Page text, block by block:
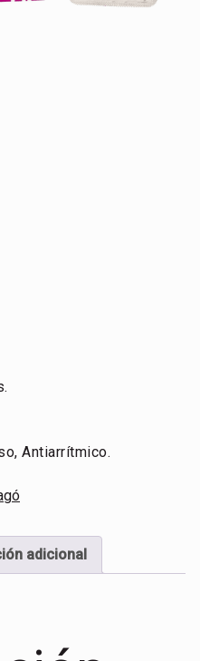
Antiarrítmico.
adicional